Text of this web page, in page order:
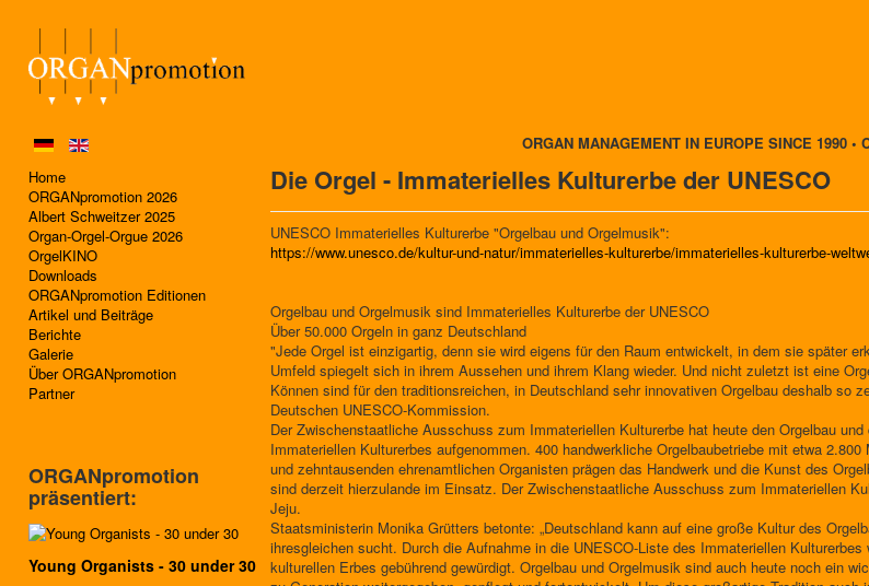
Home
ORGANpromotion 2026
Albert Schweitzer 2025
Organ-Orgel-Orgue 2026
OrgelKINO
Downloads
ORGANpromotion Editionen
Artikel und Beiträge
Berichte
Galerie
Über ORGANpromotion
Partner
ORGAN MANAGEMENT IN EUROPE SINCE 1990 •
Die Orgel - Immaterielles Kulturerbe der UNESCO
UNESCO Immaterielles Kulturerbe "Orgelbau und Orgelmusik":
https://www.unesco.de/kultur-und-natur/immaterielles-kulturerbe/immaterielles-kulturerbe-
Orgelbau und Orgelmusik sind Immaterielles Kulturerbe der UNESCO
Über 50.000 Orgeln in ganz Deutschland
"Jede Orgel ist einzigartig, denn sie wird eigens für den Raum entwickelt, in dem sie später
Umfeld spiegelt sich in ihrem Aussehen und ihrem Klang wieder. Und nicht zuletzt ist eine
Können sind für den traditionsreichen, in Deutschland sehr innovativen Orgelbau deshalb so
Deutschen UNESCO-Kommission.
Der Zwischenstaatliche Ausschuss zum Immateriellen Kulturerbe hat heute den Orgelbau
Immateriellen Kulturerbes aufgenommen. 400 handwerkliche Orgelbaubetriebe mit etwa
und zehntausenden ehrenamtlichen Organisten prägen das Handwerk und die Kunst des
sind derzeit hierzulande im Einsatz. Der Zwischenstaatliche Ausschuss zum Immateriellen
Jeju.
Staatsministerin Monika Grütters betonte: „Deutschland kann auf eine große Kultur des
ihresgleichen sucht. Durch die Aufnahme in die UNESCO-Liste des Immateriellen
kulturellen Erbes gebührend gewürdigt. Orgelbau und Orgelmusik sind auch heute noch ein
ORGANpromotion
präsentiert:
Young Organists - 30 under 30